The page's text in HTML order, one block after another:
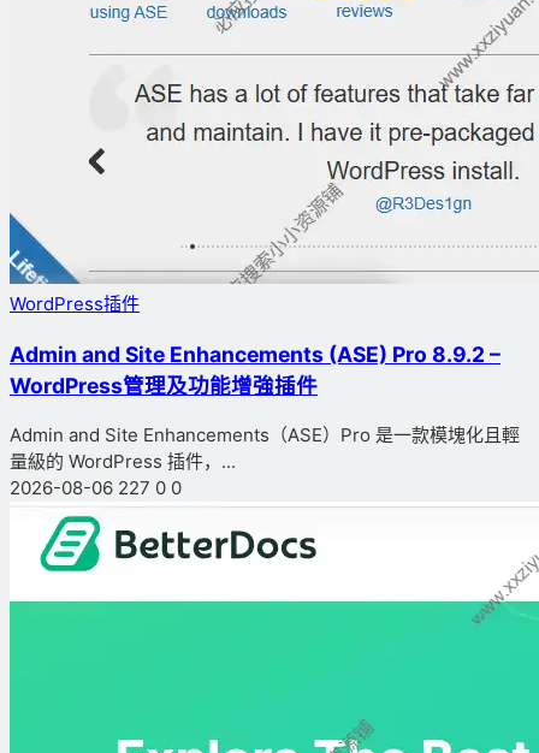
WordPress插件
Admin and Site Enhancements (ASE) Pro 8.9.2 –
WordPress管理及功能增強插件
Admin and Site Enhancements（ASE）Pro 是一款模塊化且輕
量級的 WordPress 插件，...
2026-08-06 227 0 0